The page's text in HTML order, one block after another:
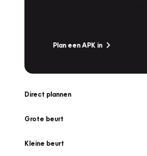
Plan een APK in
Direct plannen
Grote beurt
Kleine beurt